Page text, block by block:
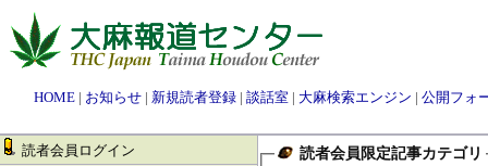
HOME | お知らせ | 新規読者登録 | 談話室 | 大麻検索エンジン | 公開フォ
読者会員ログイン 読者会員限定記事カテゴリ